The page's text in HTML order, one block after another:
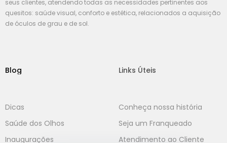
seus clientes, atendendo todas as necessidades pertinentes aos
quesitos: saúde visual, conforto e estética, relacionados a aquisição
de óculos de grau e de sol.
Blog
Dicas
Saúde dos Olhos
Inaugurações
Links Úteis
Conheça nossa história
Seja um Franqueado
Atendimento ao Cliente